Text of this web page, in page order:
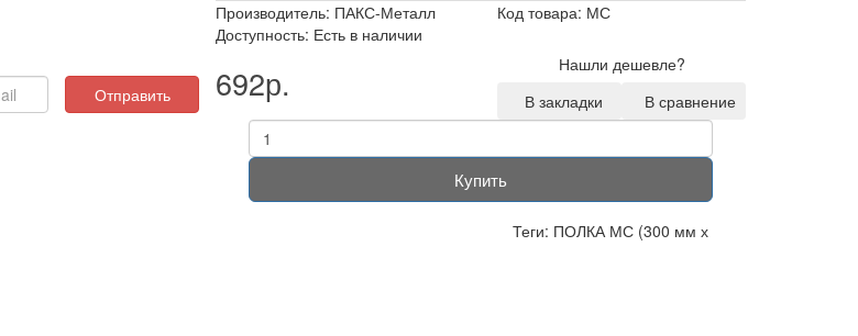
Отправить
Производитель: ПАКС-Металл
Код товара: МС
Доступность: Есть в наличии
692р.
Нашли дешевле?
В закладки
В сравнение
Купить
Теги: ПОЛКА МС (300 мм х